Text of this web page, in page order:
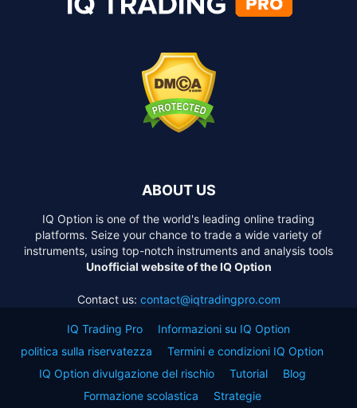
ABOUT US
IQ Option is one of the world's leading online trading
platforms. Seize your chance to trade a wide variety of
instruments, using top-notch instruments and analysis tools
Unofficial website of the IQ Option
Contact us: contact@iqtradingpro.com
IQ Trading Pro
Informazioni su IQ Option
politica sulla riservatezza
Termini e condizioni IQ Option
IQ Option divulgazione del rischio
Tutorial
Blog
Formazione scolastica
Strategie